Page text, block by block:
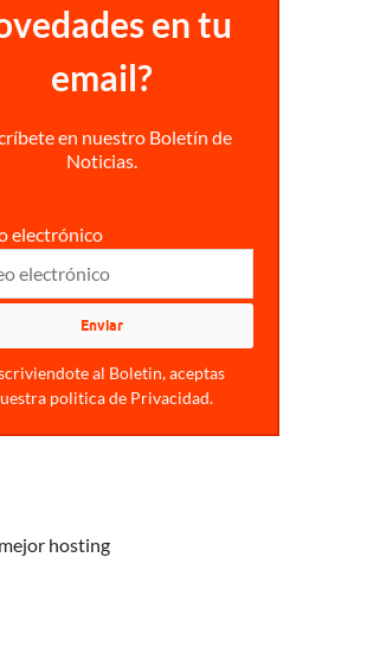
en tu
email?
en nuestro Boletín de
Noticias.
electrónico
al Boletin, aceptas
politica de Privacidad.